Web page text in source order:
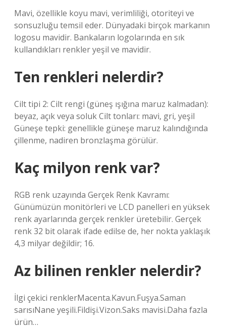
Mavi, özellikle koyu mavi, verimliliği, otoriteyi ve
sonsuzluğu temsil eder. Dünyadaki birçok markanın
logosu mavidir. Bankaların logolarında en sık
kullandıkları renkler yeşil ve mavidir.
Ten renkleri nelerdir?
Cilt tipi 2: Cilt rengi (güneş ışığına maruz kalmadan):
beyaz, açık veya soluk Cilt tonları: mavi, gri, yeşil
Güneşe tepki: genellikle güneşe maruz kalındığında
çillenme, nadiren bronzlaşma görülür.
Kaç milyon renk var?
RGB renk uzayında Gerçek Renk Kavramı:
Günümüzün monitörleri ve LCD panelleri en yüksek
renk ayarlarında gerçek renkler üretebilir. Gerçek
renk 32 bit olarak ifade edilse de, her nokta yaklaşık
4,3 milyar değildir; 16.
Az bilinen renkler nelerdir?
İlgi çekici renklerMacenta.Kavun.Fuşya.Saman
sarısıNane yeşili.Fildişi.Vizon.Saks mavisi.Daha fazla
ürün…